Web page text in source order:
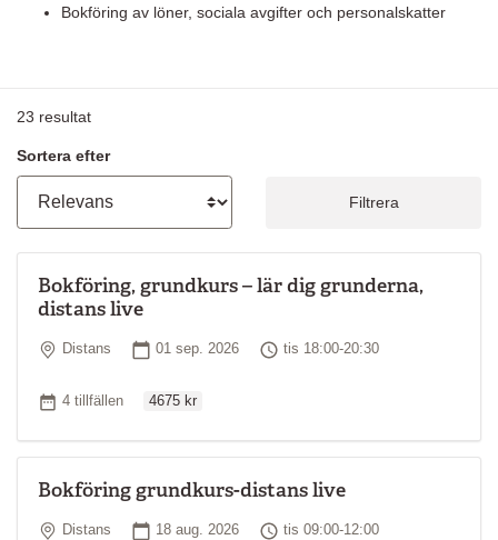
Bokföring av löner, sociala avgifter och personalskatter
23 resultat
Sortera efter
Filtrera
Bokföring, grundkurs – lär dig grunderna,
distans live
Plats
Distans Startdatum
01 sep. 2026 Tid
tis 18:00-20:30
Antal tillfällen
4 tillfällen 4675 kr
Bokföring grundkurs-distans live
Plats
Distans Startdatum
18 aug. 2026 Tid
tis 09:00-12:00